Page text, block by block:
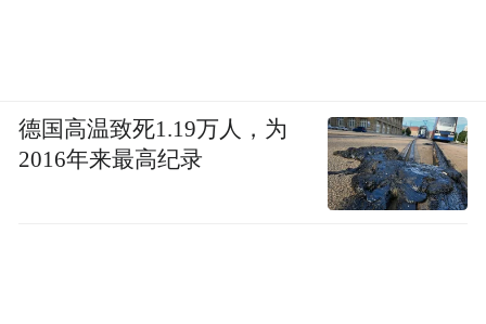
德国高温致死1.19万人，为
2016年来最高纪录